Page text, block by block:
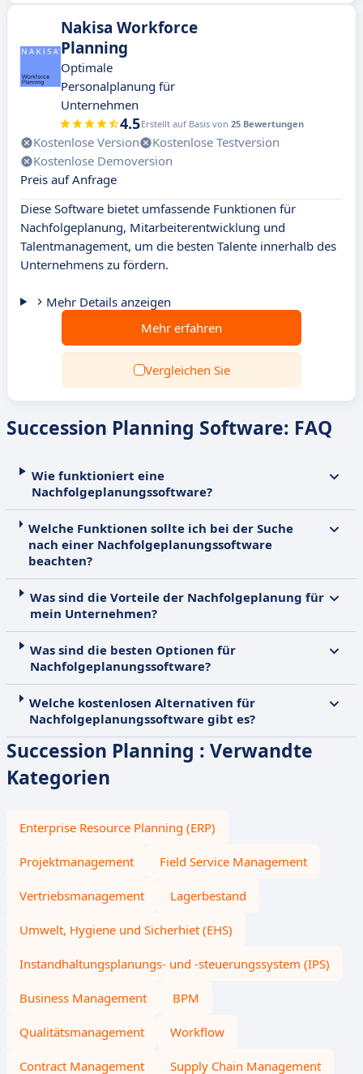
Nakisa Workforce
Planning
Optimale
Personalplanung für
Unternehmen
4.5Erstellt auf Basis von 25 Bewertungen
Kostenlose Version
Kostenlose Testversion
Kostenlose Demoversion
Preis auf Anfrage
Diese Software bietet umfassende Funktionen für
Nachfolgeplanung, Mitarbeiterentwicklung und
Talentmanagement, um die besten Talente innerhalb des
Unternehmens zu fördern.
Mehr Details anzeigen
Mehr erfahren
Vergleichen Sie
Succession Planning Software: FAQ
Wie funktioniert eine
Nachfolgeplanungssoftware?
Welche Funktionen sollte ich bei der Suche
nach einer Nachfolgeplanungssoftware
beachten?
Was sind die Vorteile der Nachfolgeplanung für
mein Unternehmen?
Was sind die besten Optionen für
Nachfolgeplanungssoftware?
Welche kostenlosen Alternativen für
Nachfolgeplanungssoftware gibt es?
Succession Planning : Verwandte
Kategorien
Enterprise Resource Planning (ERP)
Projektmanagement Field Service Management
Vertriebsmanagement Lagerbestand
Umwelt, Hygiene und Sicherhiet (EHS)
Instandhaltungsplanungs- und -steuerungssystem (IPS)
Business Management BPM
Qualitätsmanagement Workflow
Contract Management Supply Chain Management